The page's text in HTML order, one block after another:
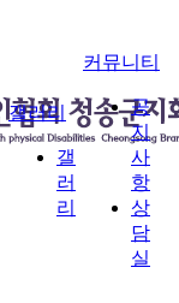
갤러리
갤
러
리
커뮤니티
공
지
사
항
상
담
실